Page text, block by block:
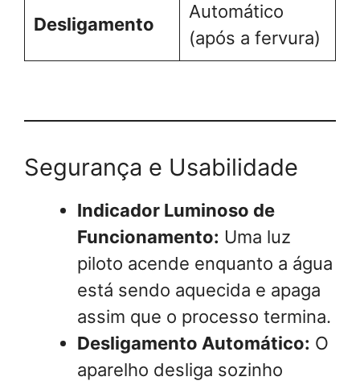
Desligamento
Automático
(após a fervura)
Segurança e Usabilidade
Indicador Luminoso de
Funcionamento: Uma luz
piloto acende enquanto a água
está sendo aquecida e apaga
assim que o processo termina.
Desligamento Automático: O
aparelho desliga sozinho